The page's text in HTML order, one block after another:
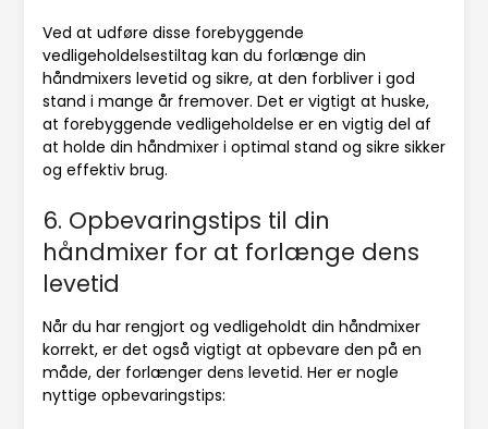
Ved at udføre disse forebyggende
vedligeholdelsestiltag kan du forlænge din
håndmixers levetid og sikre, at den forbliver i god
stand i mange år fremover. Det er vigtigt at huske,
at forebyggende vedligeholdelse er en vigtig del af
at holde din håndmixer i optimal stand og sikre sikker
og effektiv brug.
6. Opbevaringstips til din
håndmixer for at forlænge dens
levetid
Når du har rengjort og vedligeholdt din håndmixer
korrekt, er det også vigtigt at opbevare den på en
måde, der forlænger dens levetid. Her er nogle
nyttige opbevaringstips: